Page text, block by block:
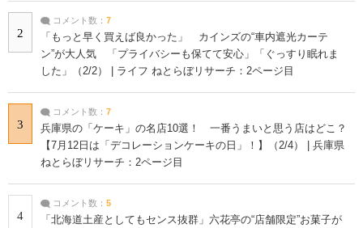
2
コメント数： 7
「もっと早く買えば良かった」 カインズの“車内遮光カーテ
ン”が大人気 「プライバシーも保てて安心」「ぐっすり眠れま
した」（2/2） | ライフ ねとらぼリサーチ：2ページ目
3
コメント数： 7
兵庫県の「ケーキ」の名店10選！ 一番うまいと思う店はどこ？
【7月12日は「デコレーションケーキの日」！】（2/4） | 兵庫県
ねとらぼリサーチ：2ページ目
4
コメント数： 5
「北海道土産としてもセンス抜群」六花亭の“店舗限定”お菓子が